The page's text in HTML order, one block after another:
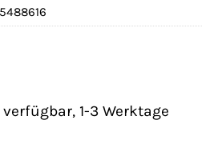
1-3 Werktage